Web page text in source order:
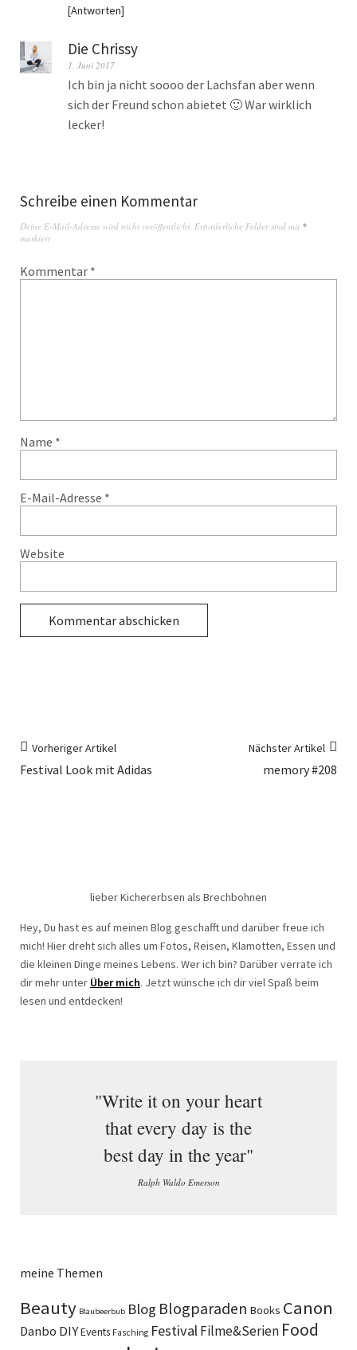
Antworten
Die Chrissy
1. Juni 2017
Ich bin ja nicht soooo der Lachsfan aber wenn
sich der Freund schon abietet 🙂 War wirklich
lecker!
Schreibe einen Kommentar
Deine E-Mail-Adresse wird nicht veröffentlicht. Erforderliche Felder sind mit *
markiert
Kommentar *
Name *
E-Mail-Adresse *
Website
Vorheriger Artikel
Festival Look mit Adidas
Nächster Artikel
memory #208
lieber Kichererbsen als Brechbohnen
Hey, Du hast es auf meinen Blog geschafft und darüber freue ich
mich! Hier dreht sich alles um Fotos, Reisen, Klamotten, Essen und
die kleinen Dinge meines Lebens. Wer ich bin? Darüber verrate ich
dir mehr unter Über mich. Jetzt wünsche ich dir viel Spaß beim
lesen und entdecken!
"Write it on your heart
that every day is the
best day in the year"
Ralph Waldo Emerson
meine Themen
Beauty Blaubeerbub Blog Blogparaden Books Canon
Danbo DIYEvents Fasching FestivalFilme&Serien Food